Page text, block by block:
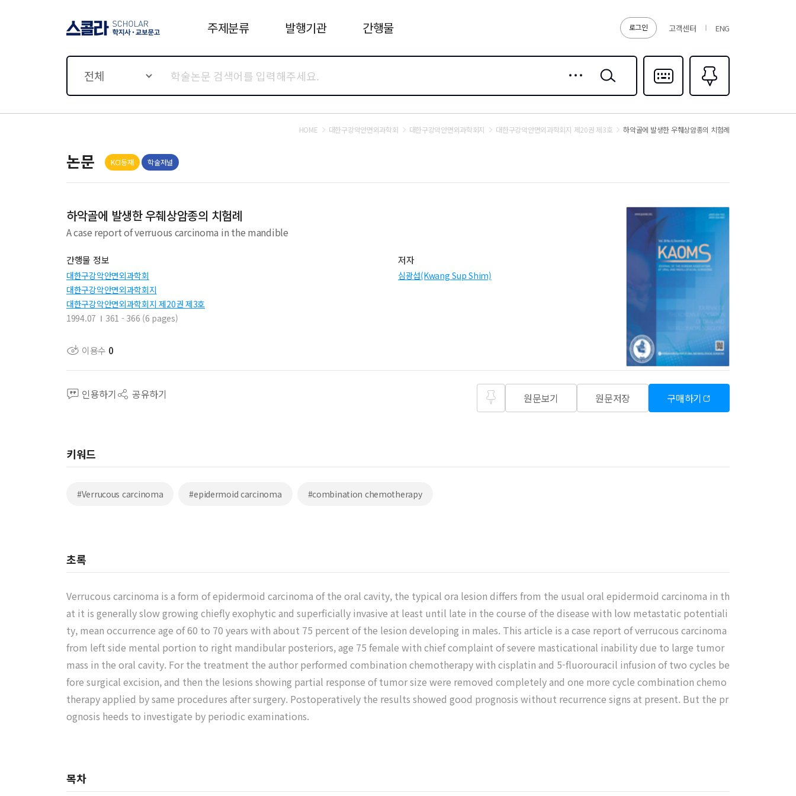
로그인 고객센터 ENG
주제분류 발행기관 간행물
전체
검색
다국어입력
즐겨찾기0
HOME 대한구강악안면외과학회 대한구강악안면외과학회지 대한구강악안면외과학회지 제20권 제3호 하악골에 발생한 우췌상암종의 치험례
논문 KCI등재 학술저널
하악골에 발생한 우췌상암종의 치험례
A case report of verruous carcinoma in the mandible
간행물 정보
대한구강악안면외과학회
대한구강악안면외과학회지
대한구강악안면외과학회지 제20권 제3호
1994.07
361 - 366 (6 pages)
저자
심광섭(Kwang Sup Shim)
이용수 0
인용하기 공유하기 원문보기 원문저장 구매하기
키워드
#Verrucous carcinoma #epidermoid carcinoma #combination chemotherapy
초록
Verrucous carcinoma is a form of epidermoid carcinoma of the oral cavity, the typical ora lesion differs from the usual oral epidermoid carcinoma in th
at it is generally slow growing chiefly exophytic and superficially invasive at least until late in the course of the disease with low metastatic potentiali
ty, mean occurrence age of 60 to 70 years with about 75 percent of the lesion developing in males. This article is a case report of verrucous carcinoma
from left side mental portion to right mandibular posteriors, age 75 female with chief complaint of severe masticational inability due to large tumor
mass in the oral cavity. For the treatment the author performed combination chemotherapy with cisplatin and 5-fluorouracil infusion of two cycles be
fore surgical excision, and then the lesions showing partial response of tumor size were removed completely and one more cycle combination chemo
therapy applied by same procedures after surgery. Postoperatively the results showed good prognosis without recurrence signs at present. But the pr
ognosis heeds to investigate by periodic examinations.
목차